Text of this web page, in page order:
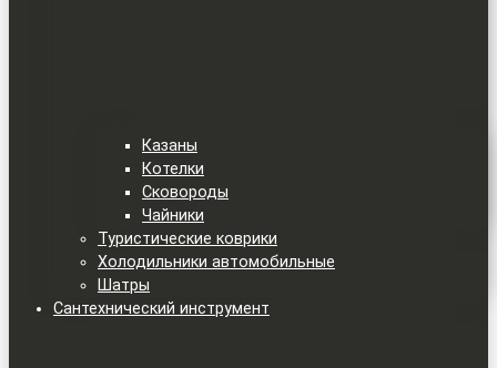
Казаны
Котелки
Сковороды
Чайники
Туристические коврики
Холодильники автомобильные
Шатры
Сантехнический инструмент